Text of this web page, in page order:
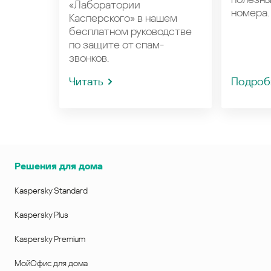
«Лаборатории
Касперского» в нашем
бесплатном руководстве
по защите от спам-
звонков.
Читать
номера.
Решения для дома
Kaspersky Standard
Kaspersky Plus
Kaspersky Premium
МойОфис для дома